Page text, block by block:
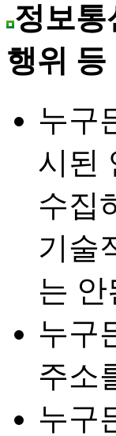
정보통
행위 등
누구
시된
수집
기술
는 안
누구
주소
누구